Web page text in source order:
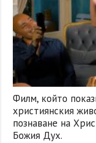
Филм, който
християнския
познаване на
Божия Дух.